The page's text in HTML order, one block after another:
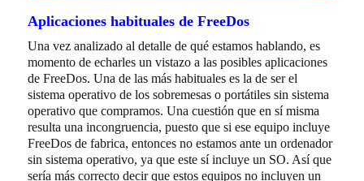
Aplicaciones habituales de FreeDos
Una vez analizado al detalle de qué estamos hablando, es
momento de echarles un vistazo a las posibles aplicaciones
de FreeDos. Una de las más habituales es la de ser el
sistema operativo de los sobremesas o portátiles sin sistema
operativo que compramos. Una cuestión que en sí misma
resulta una incongruencia, puesto que si ese equipo incluye
FreeDos de fabrica, entonces no estamos ante un ordenador
sin sistema operativo, ya que este sí incluye un SO. Así que
sería más correcto decir que estos equipos no incluyen un